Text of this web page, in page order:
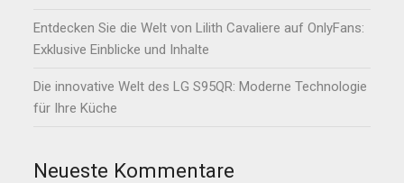
Entdecken Sie die Welt von Lilith Cavaliere auf OnlyFans:
Exklusive Einblicke und Inhalte
Die innovative Welt des LG S95QR: Moderne Technologie
für Ihre Küche
Neueste Kommentare